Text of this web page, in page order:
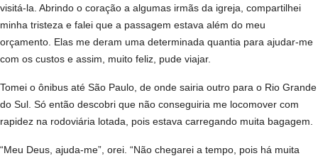
visitá-la. Abrindo o coração a algumas irmãs da igreja, compartilhei
minha tristeza e falei que a passagem estava além do meu
orçamento. Elas me deram uma determinada quantia para ajudar-me
com os custos e assim, muito feliz, pude viajar.
Tomei o ônibus até São Paulo, de onde sairia outro para o Rio Grande
do Sul. Só então descobri que não conseguiria me locomover com
rapidez na rodoviária lotada, pois estava carregando muita bagagem.
“Meu Deus, ajuda-me”, orei. “Não chegarei a tempo, pois há muita